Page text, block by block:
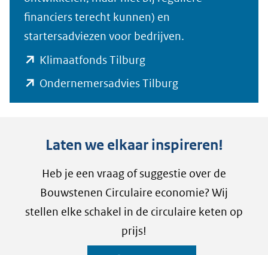
financiers terecht kunnen) en
startersadviezen voor bedrijven.
Klimaatfonds Tilburg(opent
in
(verwijst
een
andere
website)
Ondernemersadvies Tilburg(opent
in
venster)
naar
een
andere
Laten we elkaar inspireren!
Heb je een vraag of suggestie over de
Bouwstenen Circulaire economie? Wij
stellen elke schakel in de circulaire keten op
prijs!